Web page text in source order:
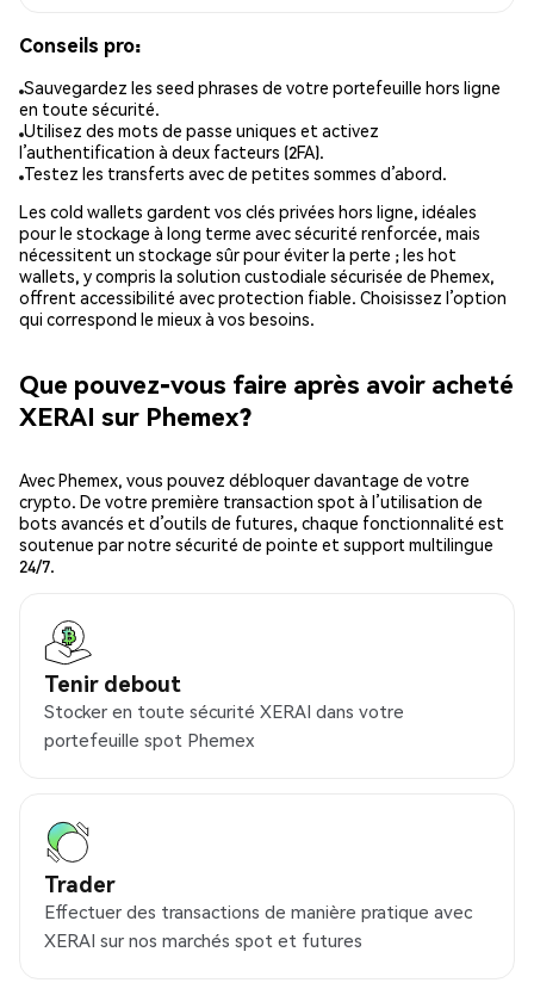
Conseils pro:
Sauvegardez les seed phrases de votre portefeuille hors ligne
en toute sécurité.
Utilisez des mots de passe uniques et activez
l’authentification à deux facteurs (2FA).
Testez les transferts avec de petites sommes d’abord.
Les cold wallets gardent vos clés privées hors ligne, idéales
pour le stockage à long terme avec sécurité renforcée, mais
nécessitent un stockage sûr pour éviter la perte ; les hot
wallets, y compris la solution custodiale sécurisée de Phemex,
offrent accessibilité avec protection fiable. Choisissez l’option
qui correspond le mieux à vos besoins.
Que pouvez-vous faire après avoir acheté
XERAI sur Phemex?
Avec Phemex, vous pouvez débloquer davantage de votre
crypto. De votre première transaction spot à l’utilisation de
bots avancés et d’outils de futures, chaque fonctionnalité est
soutenue par notre sécurité de pointe et support multilingue
24/7.
Tenir debout
Stocker en toute sécurité XERAI dans votre
portefeuille spot Phemex
Trader
Effectuer des transactions de manière pratique avec
XERAI sur nos marchés spot et futures